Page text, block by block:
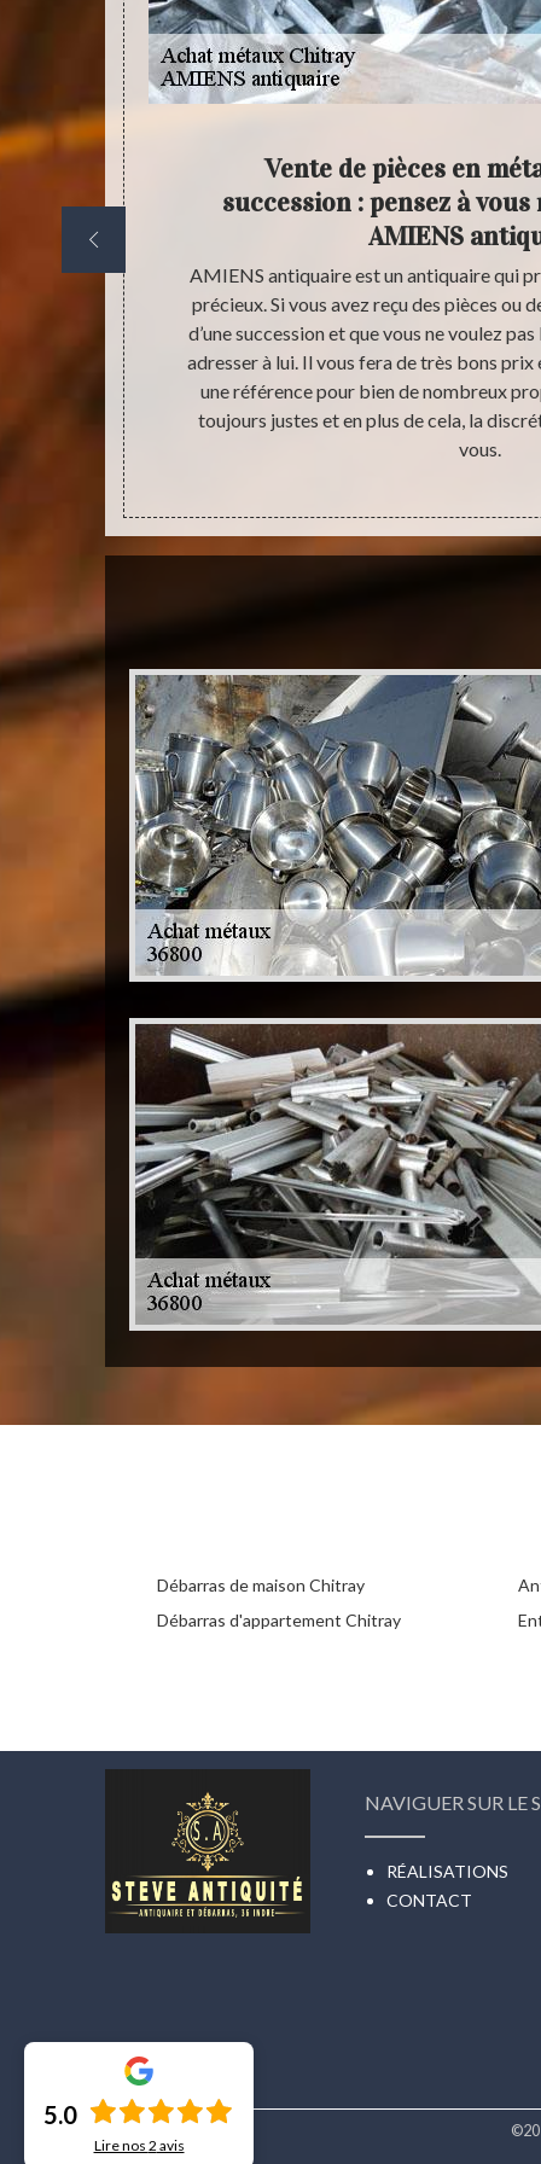
il est
Vente de pièces en
succession : pensez à
AMIENS
AMIENS antiquaire est un antiquaire qui
précieux. Si vous avez reçu des pièces ou
d’une succession et que vous ne voulez
adresser à lui. Il vous fera de très bons
une référence pour bien de nombreux
toujours justes et en plus de cela, la
vous.
Débarras de maison Chitray
Débarras d'appartement Chitray
NAVIGUER SUR LE
RÉALISATIONS
CONTACT
5.0
Lire nos 2 avis